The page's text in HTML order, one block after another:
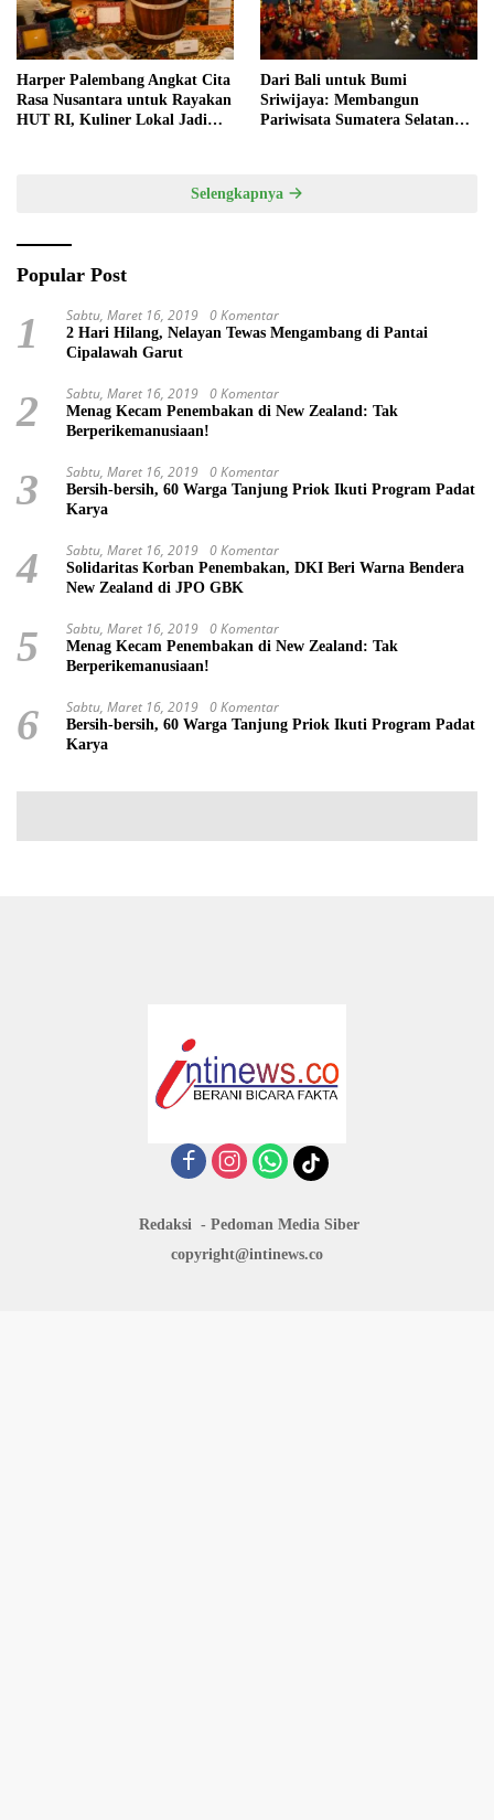
Harper Palembang Angkat Cita
Rasa Nusantara untuk Rayakan
HUT RI, Kuliner Lokal Jadi
Dari Bali untuk Bumi
Sriwijaya: Membangun
Pariwisata Sumatera Selatan
Selengkapnya
Popular Post
1 Sabtu, Maret 16, 2019 0 Komentar
2 Hari Hilang, Nelayan Tewas Mengambang di Pantai
Cipalawah Garut
2 Sabtu, Maret 16, 2019 0 Komentar
Menag Kecam Penembakan di New Zealand: Tak
Berperikemanusiaan!
3 Sabtu, Maret 16, 2019 0 Komentar
Bersih-bersih, 60 Warga Tanjung Priok Ikuti Program Padat
Karya
4 Sabtu, Maret 16, 2019 0 Komentar
Solidaritas Korban Penembakan, DKI Beri Warna Bendera
New Zealand di JPO GBK
5 Sabtu, Maret 16, 2019 0 Komentar
Menag Kecam Penembakan di New Zealand: Tak
Berperikemanusiaan!
6 Sabtu, Maret 16, 2019 0 Komentar
Bersih-bersih, 60 Warga Tanjung Priok Ikuti Program Padat
Karya
Redaksi
Pedoman Media Siber
copyright@intinews.co